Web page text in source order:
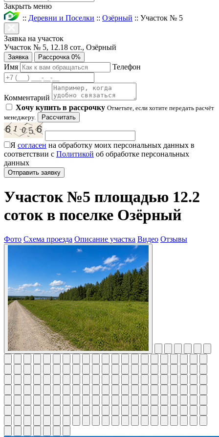
Закрыть меню
:: Деревни и Поселки :: Озёрный :: Участок № 5
Заявка на участок
Участок № 5, 12.18 сот., Озёрный
Заявка Рассрочка 0%
Имя Телефон
Комментарий
Хочу купить в рассрочку Отметьте, если хотите передать расчёт
менеджеру.
Рассчитать
Я согласен на обработку моих персональных данных в
соответствии с Политикой об обработке персональных
данных
Участок №5 площадью 12.2
соток в поселке Озёрный
Фото Схема проезда Описание участка Видео Отзывы